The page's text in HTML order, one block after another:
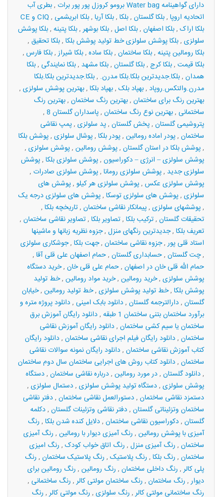
برومو کروزل پور پور برات ,بطری آب Water bag دارای گواهینامه
CE و CIQ اتحادیه اروپا ,بلكا گلستان ,بلکا ,بلکا آریا ,بلکا ابریشمی ,
بلکا اراک ,بلکا اصفهان ,بلکا اصل ,بلکا بوشهر,بلکا پتینه ,بلکا پوشش
سلولزی ,بلکا پوشش سلولزی خط توليد پوشش بلکا ,بلکا تحقیق ,
بلکا رومالین پتینه ,بلکا ساختمان ,بلکا ساده ,بلکا شیراز,بلکا فارس ,
بلکا قیمت ,بلکا کرج ,بلکا گلستان ,بلکا مشهد ,بلکا نمایندگی ,بلکا
همدان ,بلکا.جدیدترین بلکا.بلکا مدرن. ,بلکا.جدیدترین بلکا.بلکا
مدرن.والتکس.روپاد ,بهپاد بلک ,بهپاد بلکا ,بهترین پوشش سلولزی ,
بهترین رنگ برای ساختمان ,بهترین رنگ ساختمان ,بهترین رنگ
ساختمانی ,بهترین نوع رنگ ساختمان ,پاسداران گلستان 8
,
پتروشیمی گلستان ,پخش گلستان ,پد سلولزی ,پمپ نقاشی
ساختمان ,پودر اماده رومالین ,پودر بلکا ,پوشال سلولزی ,پوشش بلکا
,پوشش بلکا در استان گلستان ,پوشش رومالین ,پوشش سلولزی ,
پوشش سلولزی – انرژی – دکوراسیون ,پوشش سلولزی بلکا ,پوشش
سلولزی جدید ,پوشش سلولزی رومانا ,پوشش سلولزی صادرات ,
پوشش سلولزی عکس ,پوشش سلولزی هر کیلو ,پوشش های
سلولزی ,پوشش های سلولزی توسکا ,پوشش های سلولزی درجه یک
,پوششهای سلولزی ,پیمانکار نقاشی ساختمان ,تاریخچه بلکا ,
تحقیقات گلستان ,ترکیب بلکا ,تصاویر بلکا ,تصاویر نقاشی ساختمان ,
تعریف بلکا ,جدیدترین رنگهای منزل ,جزوه نظریه زبانها و ماشینها
استاد قلی پور,جزوه نقاشی ساختمان ,جهت بلکا ,جوشکاری سلولزی
,چت گلستان ,حسابداری گلستان ,حمام اصفهان علی قلی آقا ,
حمام الله قلی خان در اصفهان ,حمام علی قلی خان ,خرید دستگاه
پوشش سلولزی ,خرید رومالین ,خرید مواد رومالین ,خط تولید
پوشش بلکا ,خط تولید پوشش سلولزی ,خط تولید رومالین ,خیابان
گلستان ,دارالترجمه گلستان ,دانلود بابک امینی ,دانلود پروژه متره و
برآورد ساختمان بتنی ساختمان 1 طبقه
,دانلود رایگان آموزش برق
ساختمان یا سیم کشی ساختمان ,دانلود رایگان آموزش نقاشی
ساختمان ,دانلود رایگان فیلم اجرای نقاشی ساختمان ,دانلود رایگان
کتاب آموزش نقاشی ساختمان ,دانلود رایگان نمونه سوالات نقاشی
ساختمان ,دانلود کتاب روش های اجرایی ساختمان سال دوم ساختمان
,دانلود گلستان ,در مورد رومالین ,درباره نقاشی ساختمان ,دستگاه
پوشش سلولزی ,دستگاه تولید پوشش سلولزی ,دستمال سلولزی ,
دستمزد نقاشی ساختمان ,دستورالعمل نقاشی ساختمان ,دفتر نقاشی
ساختمان وتزئیناتی گلستان ,دفتر نقاشی وتزئینات گلستان ,دکلمه
گلستان ,دکوراسیون نقاشی ساختمان ,دلایل کنده شدن بلکا , رنگ
آمیزی با پوشش رومالین , رنگ آمیزی دیوار با رومالین , رنگ آمیزی
ساختمان , رنگ آمیزی منزل , رنگ اتاق خواب کودک , رنگ امیزی
ساختمان , رنگ بلکا , رنگ پلاستیک , رنگ پلاستیک ساختمان , رنگ
پلی کالر, رنگ داخلی ساختمان , رنگ رومالین , رنگ رومالین برای
دیوار, رنگ ساختمان , رنگ ساختمان مولتی کالر, رنگ ساختمانی ,
رنگ ساختمانی مولتی کالر, رنگ سلولزی , رنگ مولتی کالر, رنگ